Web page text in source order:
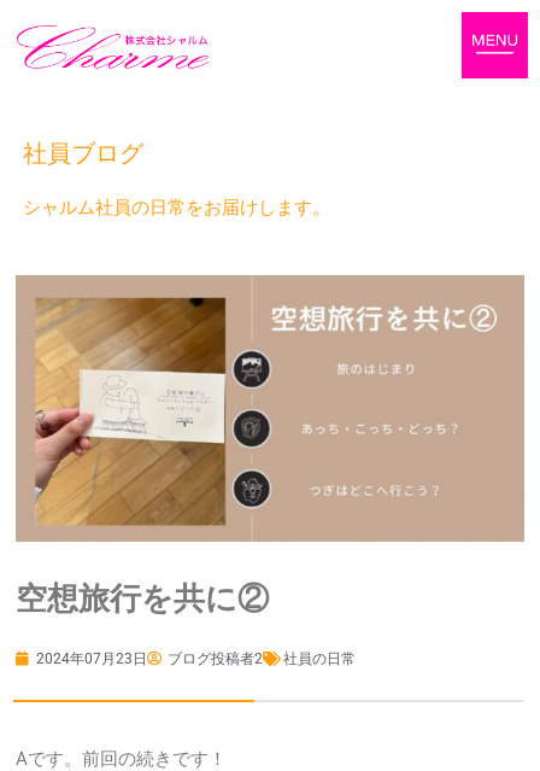
社員ブログ
シャルム社員の日常をお届けします。
空想旅行を共に②
2024年07月23日 ブログ投稿者2 社員の日常
Aです。前回の続きです！